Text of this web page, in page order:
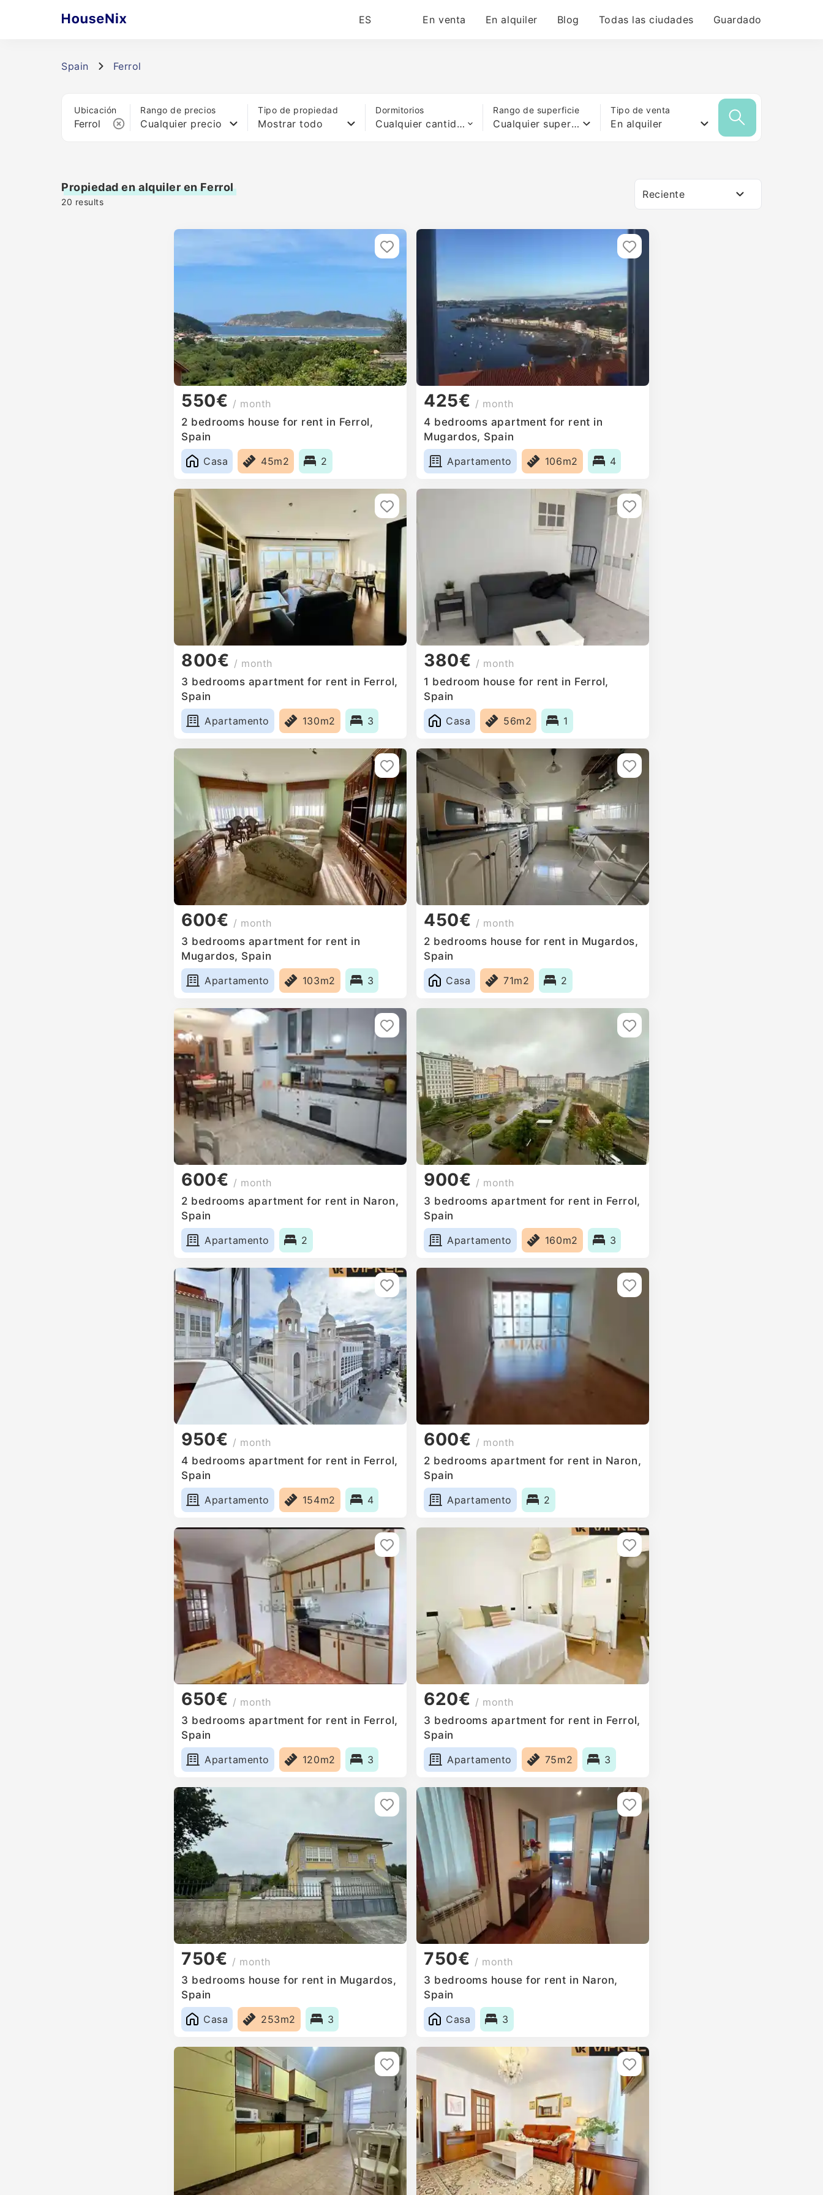
ES En venta En alquiler Blog Todas las ciudades Guardado
Spain Ferrol
Ubicación Rango de precios
Cualquier precio
Tipo de propiedad
Mostrar todo
Dormitorios
Cualquier cantidad de camas
Rango de superficie
Cualquier superficie
Tipo de venta
En alquiler
Propiedad en alquiler en Ferrol
20 results
Reciente
550€ / month
2 bedrooms house for rent in Ferrol,
Spain
Casa
45m2 2
425€ / month
4 bedrooms apartment for rent in
Mugardos, Spain
Apartamento
106m2 4
800€ / month
3 bedrooms apartment for rent in Ferrol,
Spain
Apartamento
130m2 3
380€ / month
1 bedroom house for rent in Ferrol,
Spain
Casa
56m2 1
600€ / month
3 bedrooms apartment for rent in
Mugardos, Spain
Apartamento
103m2 3
450€ / month
2 bedrooms house for rent in Mugardos,
Spain
Casa
71m2 2
600€ / month
2 bedrooms apartment for rent in Naron,
Spain
Apartamento
2
900€ / month
3 bedrooms apartment for rent in Ferrol,
Spain
Apartamento
160m2 3
950€ / month
4 bedrooms apartment for rent in Ferrol,
Spain
Apartamento
154m2 4
600€ / month
2 bedrooms apartment for rent in Naron,
Spain
Apartamento
2
650€ / month
3 bedrooms apartment for rent in Ferrol,
Spain
Apartamento
120m2 3
620€ / month
3 bedrooms apartment for rent in Ferrol,
Spain
Apartamento
75m2 3
750€ / month
3 bedrooms house for rent in Mugardos,
Spain
Casa
253m2 3
750€ / month
3 bedrooms house for rent in Naron,
Spain
Casa
3